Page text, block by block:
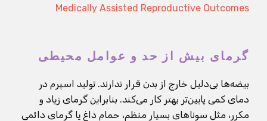
Medically Assisted Reproductive Outcomes
گرمای بیش از حد و عوامل محیطی
بیضه‌ها بی‌دلیل خارج از بدن قرار ندارند. تولید اسپرم در
دمای کمی پایین‌تر بهتر کار می‌کند. بنابراین گرمای زیاد و
مکرر، مثل سوناهای بسیار منظم، حمام داغ یا گرمای دائمی